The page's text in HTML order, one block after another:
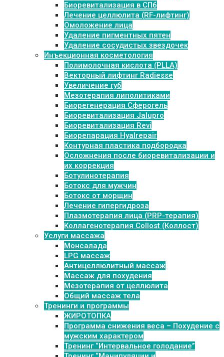
Биоревитализация в СПб
Лечение целлюлита (RF-лифтинг)
Омоложение лица
Удаление пигментных пятен
Удаление сосудистых звездочек
Инъекционная косметология
Полимолочная кислота (PLLA)
Векторный лифтинг Radiesse
Увеличение губ
Мезотерапия липолитиками
Биорегенерация Сферогель
Биоревитализация Jalupro
Биоревитализация Revi
Биорепарация Hyalrepair
Контурная пластика подбородка
Осложнения после биоревитализации и
их коррекция
Ботулинотерапия
Ботокс для мужчин
Ботокс от морщин
Лечение гипергидроза
Плазмотерапия лица (PRP-терапия)
Коллагенотерапия Collost (Коллост)
Услуги массажа
Монсалада
LPG массаж
Антицеллюлитный массаж
Массаж для похудения
Мезотерапия от целлюлита
Общий массаж тела
Тренинги и программы
ЖИРОТОПКА
Программа снижения веса – Похудение с
мужским характером
Тренинг “Интервальное голодание”